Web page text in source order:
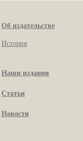
Об издательстве
История
Наши издания
Статьи
Новости